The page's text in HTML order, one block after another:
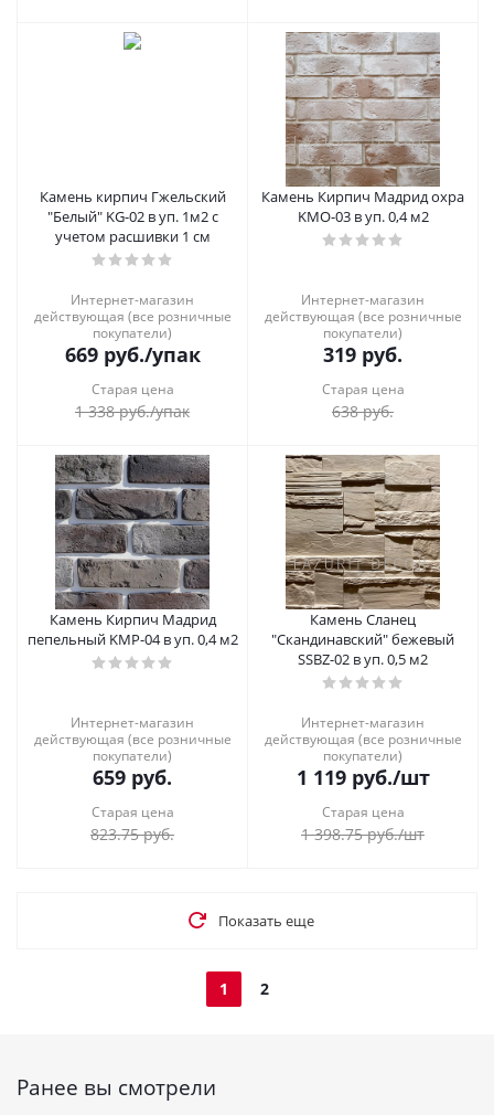
Камень кирпич Гжельский
"Белый" KG-02 в уп. 1м2 с
учетом расшивки 1 см
Интернет-магазин
действующая (все розничные
покупатели)
669руб./упак
Старая цена
1 338руб./упак
Камень Кирпич Мадрид охра
KMО-03 в уп. 0,4 м2
Интернет-магазин
действующая (все розничные
покупатели)
319 руб.
Старая цена
638руб.
Камень Кирпич Мадрид
пепельный KMР-04 в уп. 0,4 м2
Интернет-магазин
действующая (все розничные
покупатели)
659 руб.
Старая цена
823.75руб.
Камень Сланец
"Скандинавский" бежевый
SSBZ-02 в уп. 0,5 м2
Интернет-магазин
действующая (все розничные
покупатели)
1 119руб./шт
Старая цена
1 398.75руб./шт
Показать еще
1 2
Ранее вы смотрели